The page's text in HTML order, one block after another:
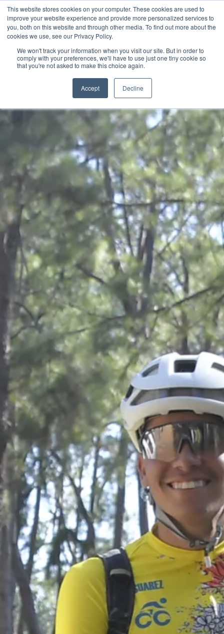
This website stores cookies on your computer. These cookies are used to
improve your website experience and provide more personalized services to
you, both on this website and through other media. To find out more about the
cookies we use, see our Privacy Policy.
We won't track your information when you visit our site. But in order to
comply with your preferences, we'll have to use just one tiny cookie so
that you're not asked to make this choice again.
Accept Decline